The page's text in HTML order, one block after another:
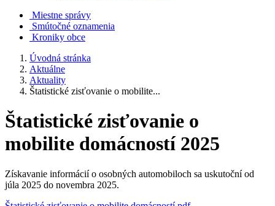
Miestne správy
Smútočné oznamenia
Kroniky obce
Úvodná stránka
Aktuálne
Aktuality
Štatistické zisťovanie o mobilite...
Štatistické zisťovanie o
mobilite domácností 2025
Získavanie informácií o osobných automobiloch sa uskutoční od
júla 2025 do novembra 2025.